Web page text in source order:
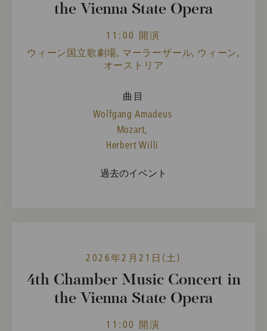
the Vienna State Opera
11:00 開演
ウィーン国立歌劇場, マーラーザール, ウィーン,
オーストリア
曲目
Wolfgang Amadeus
Mozart,
Herbert Willi
過去のイベント
2026年2月21日(土)
4th Chamber Music Concert in
the Vienna State Opera
11:00 開演